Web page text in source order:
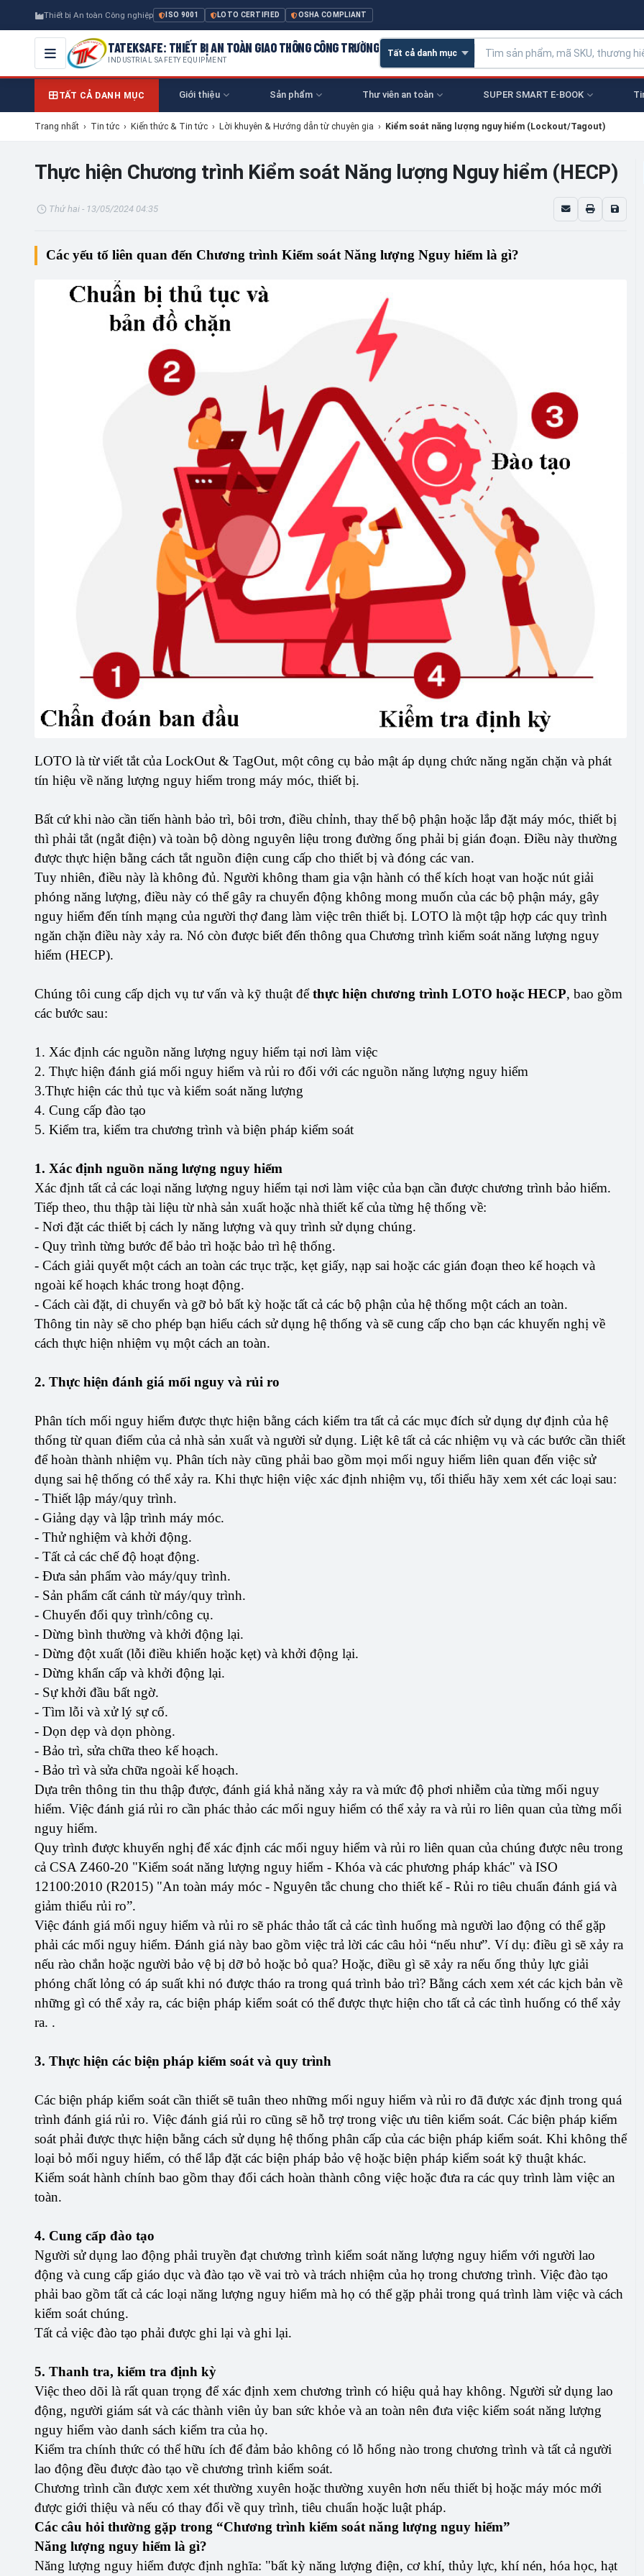
Thiết bị An toàn Công nghiệp ISO 9001 LOTO CERTIFIED OSHA COMPLIANT
TATEKSAFE: THIẾT BỊ AN TOÀN GIAO THÔNG CÔNG TRƯỜNG
INDUSTRIAL SAFETY EQUIPMENT
TẤT CẢ DANH MỤC Giới thiệu Sản phẩm Thư viên an toàn SUPER SMART E-BOOK
Trang nhất › Tin tức › Kiến thức & Tin tức › Lời khuyên & Hướng dẫn từ chuyên gia › Kiểm soát năng lượng nguy hiểm (Lockout/Tagout)
Thực hiện Chương trình Kiểm soát Năng lượng Nguy hiểm (HECP)
Thứ hai - 13/05/2024 04:35
Các yếu tố liên quan đến Chương trình Kiểm soát Năng lượng Nguy hiểm là gì?
LOTO là từ viết tắt của LockOut & TagOut, một công cụ bảo mật áp dụng chức năng ngăn chặn và phát
tín hiệu về năng lượng nguy hiểm trong máy móc, thiết bị.
Bất cứ khi nào cần tiến hành bảo trì, bôi trơn, điều chỉnh, thay thế bộ phận hoặc lắp đặt máy móc, thiết bị
thì phải tắt (ngắt điện) và toàn bộ dòng nguyên liệu trong đường ống phải bị gián đoạn. Điều này thường
được thực hiện bằng cách tắt nguồn điện cung cấp cho thiết bị và đóng các van.
Tuy nhiên, điều này là không đủ. Người không tham gia vận hành có thể kích hoạt van hoặc nút giải
phóng năng lượng, điều này có thể gây ra chuyển động không mong muốn của các bộ phận máy, gây
nguy hiểm đến tính mạng của người thợ đang làm việc trên thiết bị. LOTO là một tập hợp các quy trình
ngăn chặn điều này xảy ra. Nó còn được biết đến thông qua Chương trình kiểm soát năng lượng nguy
hiểm (HECP).
Chúng tôi cung cấp dịch vụ tư vấn và kỹ thuật đểthực hiện chương trình LOTO hoặc HECP, bao gồm
các bước sau:
1. Xác định các nguồn năng lượng nguy hiểm tại nơi làm việc
2. Thực hiện đánh giá mối nguy hiểm và rủi ro đối với các nguồn năng lượng nguy hiểm
3.Thực hiện các thủ tục và kiểm soát năng lượng
4. Cung cấp đào tạo
5. Kiểm tra, kiểm tra chương trình và biện pháp kiểm soát
1. Xác định nguồn năng lượng nguy hiểm
Xác định tất cả các loại năng lượng nguy hiểm tại nơi làm việc của bạn cần được chương trình bảo hiểm.
Tiếp theo, thu thập tài liệu từ nhà sản xuất hoặc nhà thiết kế của từng hệ thống về:
- Nơi đặt các thiết bị cách ly năng lượng và quy trình sử dụng chúng.
- Quy trình từng bước để bảo trì hoặc bảo trì hệ thống.
- Cách giải quyết một cách an toàn các trục trặc, kẹt giấy, nạp sai hoặc các gián đoạn theo kế hoạch và
ngoài kế hoạch khác trong hoạt động.
- Cách cài đặt, di chuyển và gỡ bỏ bất kỳ hoặc tất cả các bộ phận của hệ thống một cách an toàn.
Thông tin này sẽ cho phép bạn hiểu cách sử dụng hệ thống và sẽ cung cấp cho bạn các khuyến nghị về
cách thực hiện nhiệm vụ một cách an toàn.
2. Thực hiện đánh giá mối nguy và rủi ro
Phân tích mối nguy hiểm được thực hiện bằng cách kiểm tra tất cả các mục đích sử dụng dự định của hệ
thống từ quan điểm của cả nhà sản xuất và người sử dụng. Liệt kê tất cả các nhiệm vụ và các bước cần thiết
để hoàn thành nhiệm vụ. Phân tích này cũng phải bao gồm mọi mối nguy hiểm liên quan đến việc sử
dụng sai hệ thống có thể xảy ra. Khi thực hiện việc xác định nhiệm vụ, tối thiểu hãy xem xét các loại sau:
- Thiết lập máy/quy trình.
- Giảng dạy và lập trình máy móc.
- Thử nghiệm và khởi động.
- Tất cả các chế độ hoạt động.
- Đưa sản phẩm vào máy/quy trình.
- Sản phẩm cất cánh từ máy/quy trình.
- Chuyển đổi quy trình/công cụ.
- Dừng bình thường và khởi động lại.
- Dừng đột xuất (lỗi điều khiển hoặc kẹt) và khởi động lại.
- Dừng khẩn cấp và khởi động lại.
- Sự khởi đầu bất ngờ.
- Tìm lỗi và xử lý sự cố.
- Dọn dẹp và dọn phòng.
- Bảo trì, sửa chữa theo kế hoạch.
- Bảo trì và sửa chữa ngoài kế hoạch.
Dựa trên thông tin thu thập được, đánh giá khả năng xảy ra và mức độ phơi nhiễm của từng mối nguy
hiểm. Việc đánh giá rủi ro cần phác thảo các mối nguy hiểm có thể xảy ra và rủi ro liên quan của từng mối
nguy hiểm.
Quy trình được khuyến nghị để xác định các mối nguy hiểm và rủi ro liên quan của chúng được nêu trong
cả CSA Z460-20 "Kiểm soát năng lượng nguy hiểm - Khóa và các phương pháp khác" và ISO
12100:2010 (R2015) "An toàn máy móc - Nguyên tắc chung cho thiết kế - Rủi ro tiêu chuẩn đánh giá và
giảm thiểu rủi ro”.
Việc đánh giá mối nguy hiểm và rủi ro sẽ phác thảo tất cả các tình huống mà người lao động có thể gặp
phải các mối nguy hiểm. Đánh giá này bao gồm việc trả lời các câu hỏi “nếu như”. Ví dụ: điều gì sẽ xảy ra
nếu rào chắn hoặc người bảo vệ bị dỡ bỏ hoặc bỏ qua? Hoặc, điều gì sẽ xảy ra nếu ống thủy lực giải
phóng chất lỏng có áp suất khi nó được tháo ra trong quá trình bảo trì? Bằng cách xem xét các kịch bản về
những gì có thể xảy ra, các biện pháp kiểm soát có thể được thực hiện cho tất cả các tình huống có thể xảy
ra. .
3. Thực hiện các biện pháp kiểm soát và quy trình
Các biện pháp kiểm soát cần thiết sẽ tuân theo những mối nguy hiểm và rủi ro đã được xác định trong quá
trình đánh giá rủi ro. Việc đánh giá rủi ro cũng sẽ hỗ trợ trong việc ưu tiên kiểm soát. Các biện pháp kiểm
soát phải được thực hiện bằng cách sử dụng hệ thống phân cấp của các biện pháp kiểm soát. Khi không thể
loại bỏ mối nguy hiểm, có thể lắp đặt các biện pháp bảo vệ hoặc biện pháp kiểm soát kỹ thuật khác.
Kiểm soát hành chính bao gồm thay đổi cách hoàn thành công việc hoặc đưa ra các quy trình làm việc an
toàn.
4. Cung cấp đào tạo
Người sử dụng lao động phải truyền đạt chương trình kiểm soát năng lượng nguy hiểm với người lao
động và cung cấp giáo dục và đào tạo về vai trò và trách nhiệm của họ trong chương trình. Việc đào tạo
phải bao gồm tất cả các loại năng lượng nguy hiểm mà họ có thể gặp phải trong quá trình làm việc và cách
kiểm soát chúng.
Tất cả việc đào tạo phải được ghi lại và ghi lại.
5. Thanh tra, kiểm tra định kỳ
Việc theo dõi là rất quan trọng để xác định xem chương trình có hiệu quả hay không. Người sử dụng lao
động, người giám sát và các thành viên ủy ban sức khỏe và an toàn nên đưa việc kiểm soát năng lượng
nguy hiểm vào danh sách kiểm tra của họ.
Kiểm tra chính thức có thể hữu ích để đảm bảo không có lỗ hổng nào trong chương trình và tất cả người
lao động đều được đào tạo về chương trình kiểm soát.
Chương trình cần được xem xét thường xuyên hoặc thường xuyên hơn nếu thiết bị hoặc máy móc mới
được giới thiệu và nếu có thay đổi về quy trình, tiêu chuẩn hoặc luật pháp.
Các câu hỏi thường gặp trong “Chương trình kiểm soát năng lượng nguy hiểm”
Năng lượng nguy hiểm là gì?
Năng lượng nguy hiểm được định nghĩa: "bất kỳ năng lượng điện, cơ khí, thủy lực, khí nén, hóa học, hạt